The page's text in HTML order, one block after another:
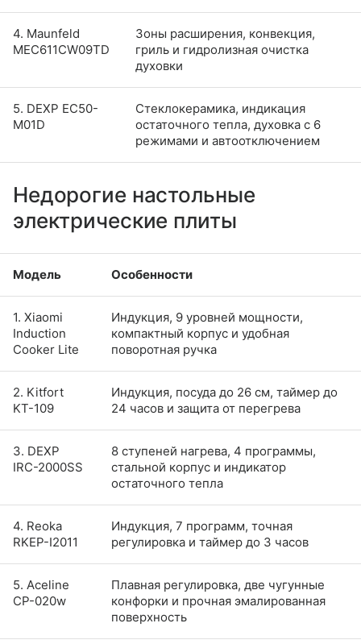
4. Maunfeld
MEC611CW09TD
Зоны расширения, конвекция,
гриль и гидролизная очистка
духовки
5. DEXP EC50-
M01D
Стеклокерамика, индикация
остаточного тепла, духовка с 6
режимами и автоотключением
Недорогие настольные
электрические плиты
Модель Особенности
1. Xiaomi
Induction
Cooker Lite
Индукция, 9 уровней мощности,
компактный корпус и удобная
поворотная ручка
2. Kitfort
KT-109
Индукция, посуда до 26 см, таймер до
24 часов и защита от перегрева
3. DEXP
IRC-2000SS
8 ступеней нагрева, 4 программы,
стальной корпус и индикатор
остаточного тепла
4. Reoka
RKEP-I2011
Индукция, 7 программ, точная
регулировка и таймер до 3 часов
5. Aceline
CP-020w
Плавная регулировка, две чугунные
конфорки и прочная эмалированная
поверхность